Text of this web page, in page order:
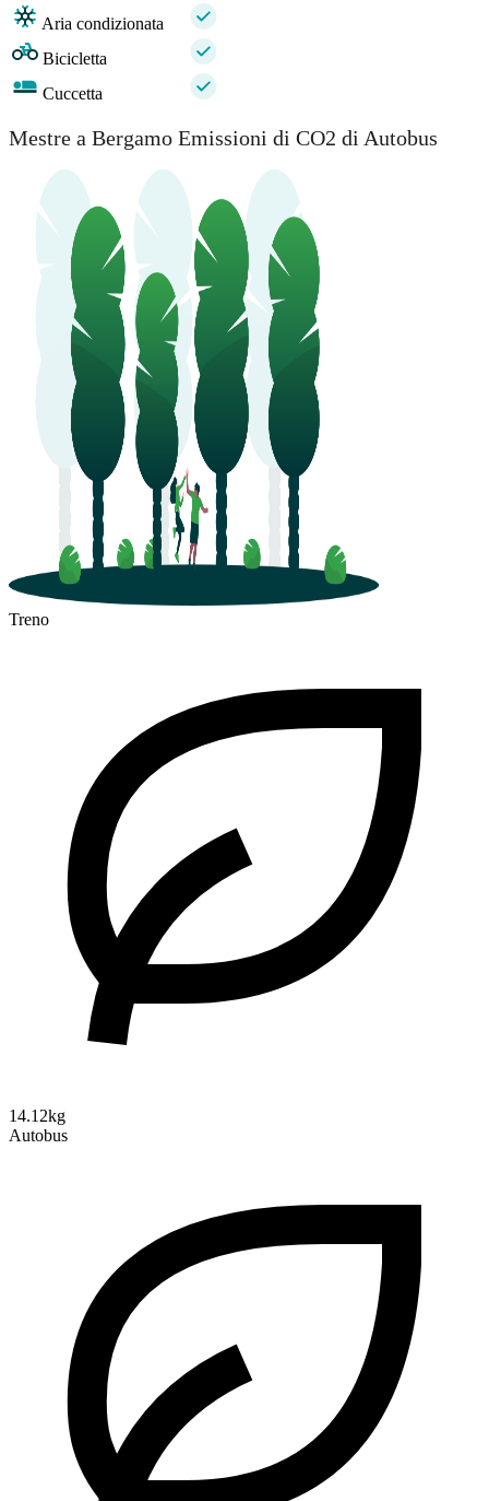
Aria condizionata
Bicicletta
Cuccetta
Mestre a Bergamo Emissioni di CO2 di Autobus
Treno
14.12kg
Autobus